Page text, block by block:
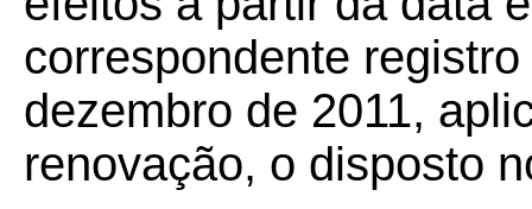
correspondente
dezembro de 2011,
renovação, o disposto